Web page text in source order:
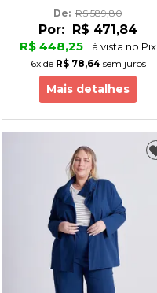
De: R$ 589,80
Por: R$ 471,84
R$ 448,25
à vista no Pix
6xde R$ 78,64 sem juros
Mais detalhes